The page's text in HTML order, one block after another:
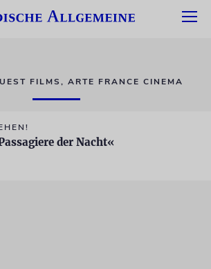
FILMS, ARTE FRANCE CINEMA
der Nacht«